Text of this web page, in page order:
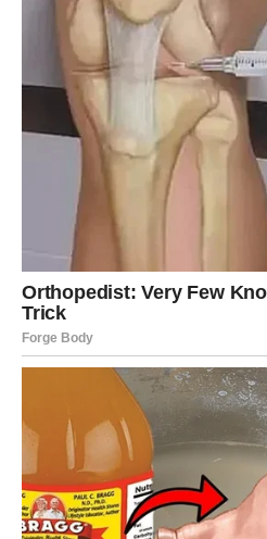
važne prilike.
Vaša mreža ljudi postaje ključ
periodu.
Ljudi vas više traže i uključuju
Drage Vodolije, zvijezde vam
finansije, posao i ljubav
komunikaciju i nove ideje.
Novac dolazi kroz inovacije i
pravce i slobodu, a ljubav
neočekivane susrete.
Najvažnije je da ostanete
odbacujete prilike koje dolaze
Ovo je period u kojem Vodolija